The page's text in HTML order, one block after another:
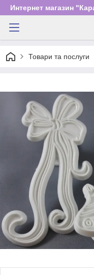
Интернет магазин
Товари та послуги